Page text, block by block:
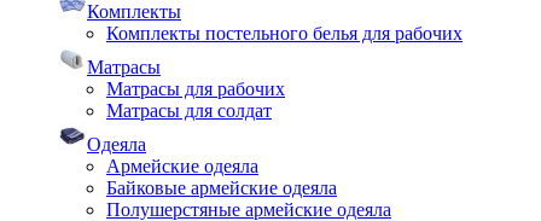
Комплекты
Комплекты постельного белья для рабочих
Матрасы
Матрасы для рабочих
Матрасы для солдат
Одеяла
Армейские одеяла
Байковые армейские одеяла
Полушерстяные армейские одеяла